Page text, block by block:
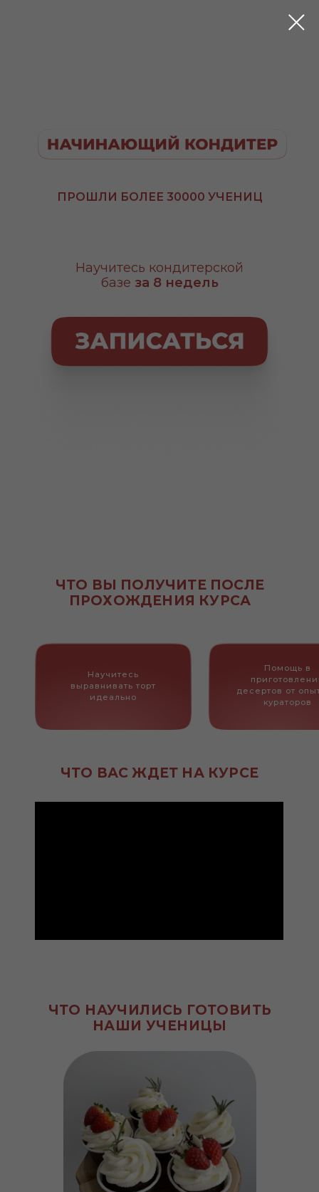
Научитесь кондитерской
базе за 8 недель
ПРОШЛИ БОЛЕЕ 30000 УЧЕНИЦ
ЧТО ВЫ ПОЛУЧИТЕ ПОСЛЕ
ПРОХОЖДЕНИЯ КУРСА
Помощь в
десертов от
кураторов
Научитесь
выравнивать торт
идеально
ЧТО ВАС ЖДЕТ НА КУРСЕ
ЧТО НАУЧИЛИСЬ ГОТОВИТЬ
НАШИ УЧЕНИЦЫ